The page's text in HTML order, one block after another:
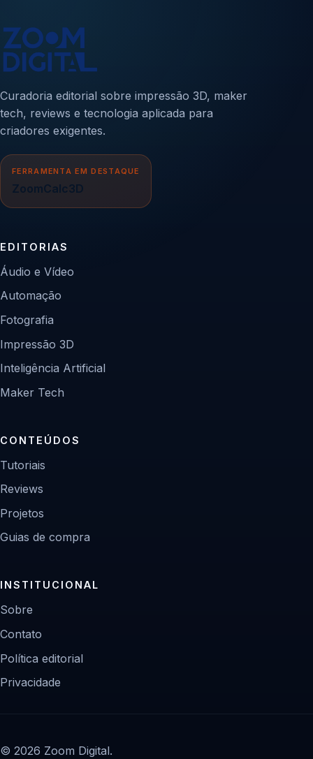
Curadoria editorial sobre impressão 3D, maker
tech, reviews e tecnologia aplicada para
criadores exigentes.
FERRAMENTA EM DESTAQUE
ZoomCalc3D
EDITORIAS
Áudio e Vídeo
Automação
Fotografia
Impressão 3D
Inteligência Artificial
Maker Tech
CONTEÚDOS
Tutoriais
Reviews
Projetos
Guias de compra
INSTITUCIONAL
Sobre
Contato
Política editorial
Privacidade
© 2026 Zoom Digital.